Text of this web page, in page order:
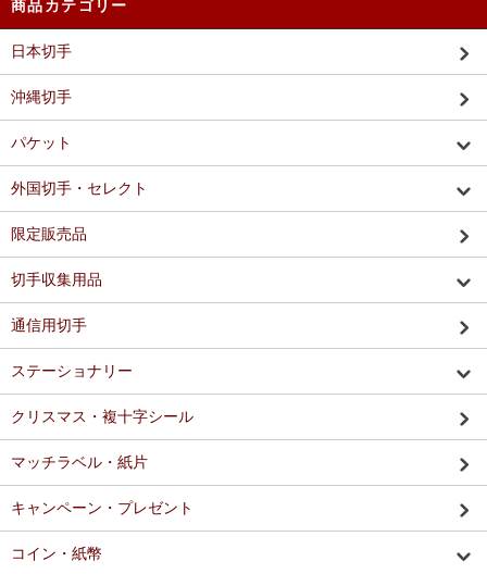
商品カテゴリー
日本切手
沖縄切手
パケット
外国切手・セレクト
限定販売品
切手収集用品
通信用切手
ステーショナリー
クリスマス・複十字シール
マッチラベル・紙片
キャンペーン・プレゼント
コイン・紙幣